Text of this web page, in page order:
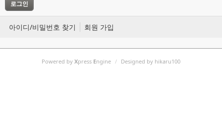
아이디/비밀번호 찾기 회원 가입
Powered by Xpress Engine / Designed by hikaru100